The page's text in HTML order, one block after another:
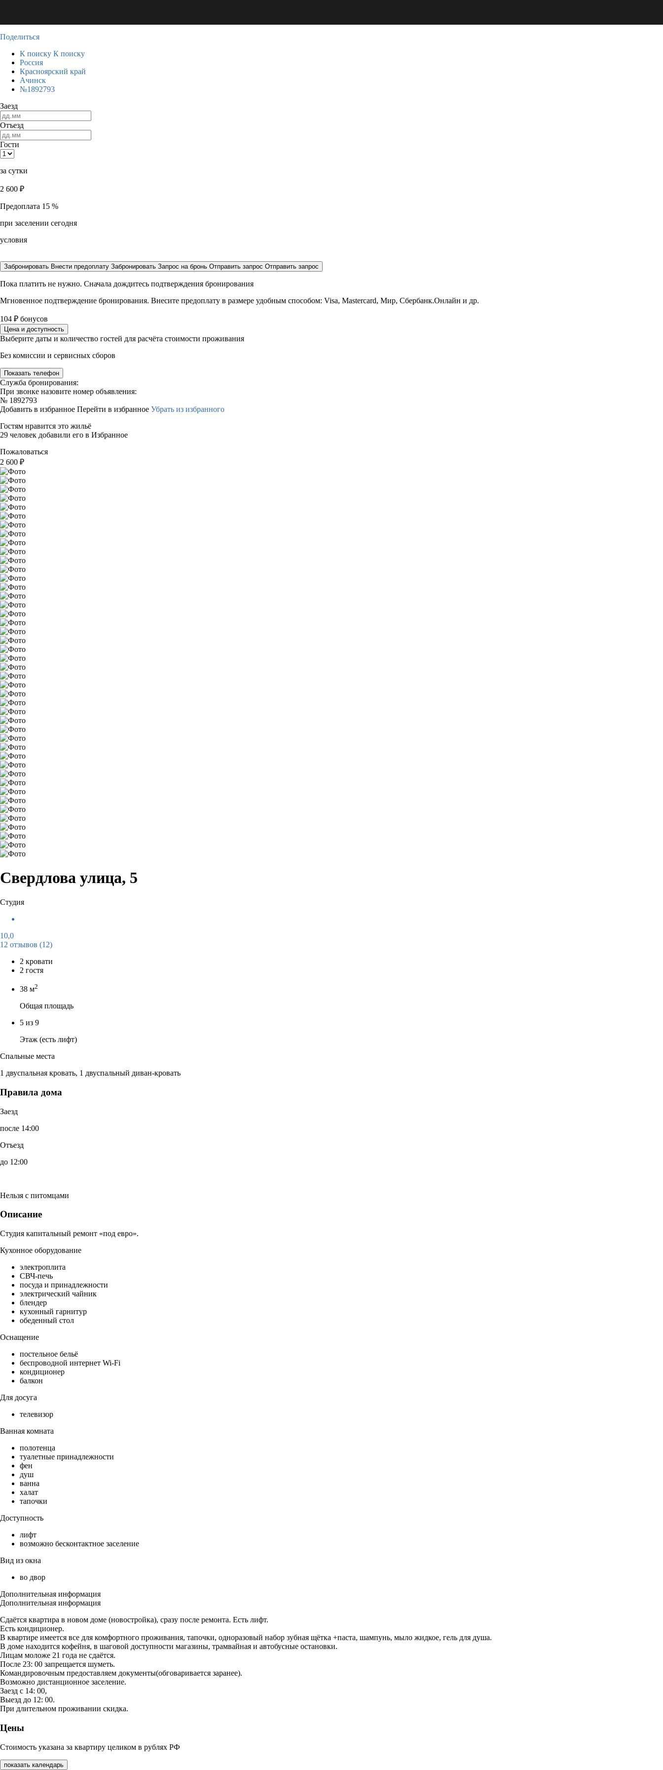
Поделиться
К поиску К поиску
Россия
Красноярский край
Ачинск
№1892793
Заезд
Отъезд
Гости
за сутки
2 600 ₽
Предоплата 15 %
при заселении сегодня
условия
Забронировать Внести предоплату Забронировать Запрос на бронь Отправить запрос Отправить запрос
Пока платить не нужно. Сначала дождитесь подтверждения бронирования
Мгновенное подтверждение бронирования. Внесите предоплату в размере удобным способом: Visa, Mastercard, Мир, Сбербанк.Онлайн и др.
104 ₽ бонусов
Цена и доступность
Выберите даты и количество гостей для расчёта стоимости проживания
Без комиссии и сервисных сборов
Показать телефон
Служба бронирования:
При звонке назовите номер объявления:
№ 1892793
Добавить в избранное Перейти в избранное Убрать из избранного
Гостям нравится это жильё
29 человек добавили его в Избранное
Пожаловаться
2 600 ₽
Свердлова улица, 5
Студия
10,0
12 отзывов (12)
2 кровати
2 гостя
38 м2
Общая площадь
5 из 9
Этаж (есть лифт)
Спальные места
1 двуспальная кровать, 1 двуспальный диван-кровать
Правила дома
Заезд
после 14:00
Отъезд
до 12:00
Нельзя с питомцами
Описание
Студия капитальный ремонт «под евро».
Кухонное оборудование
электроплита
СВЧ-печь
посуда и принадлежности
электрический чайник
блендер
кухонный гарнитур
обеденный стол
Оснащение
постельное бельё
беспроводной интернет Wi-Fi
кондиционер
балкон
Для досуга
телевизор
Ванная комната
полотенца
туалетные принадлежности
фен
душ
ванна
халат
тапочки
Доступность
лифт
возможно бесконтактное заселение
Вид из окна
во двор
Дополнительная информация
Дополнительная информация
Сдаётся квартира в новом доме (новостройка), сразу после ремонта. Есть лифт.
Есть кондиционер.
В квартире имеется все для комфортного проживания, тапочки, одноразовый набор зубная щётка +паста, шампунь, мыло жидкое, гель для душа.
В доме находится кофейня, в шаговой доступности магазины, трамвайная и автобусные остановки.
Лицам моложе 21 года не сдаётся.
После 23: 00 запрещается шуметь.
Командировочным предоставляем документы(обговаривается заранее).
Возможно дистанционное заселение.
Заезд с 14: 00,
Выезд до 12: 00.
При длительном проживании скидка.
Цены
Стоимость указана за квартиру целиком в рублях РФ
показать календарь